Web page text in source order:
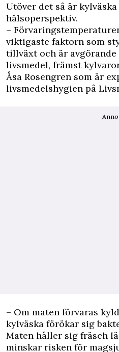
Utöver det så är
hälsoperspektiv.
–
viktigaste faktorn som
tillväxt och är
livsmedel, främst
Åsa Rosengren som är
livsmedelshygien på
– Om maten förvaras
kylväska förökar sig
Maten håller sig fräsch
minskar risken för